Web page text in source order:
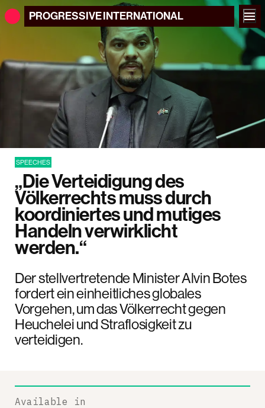
PROGRESSIVEINTERNATIONAL
SPEECHES
„Die Verteidigung des
Völkerrechts muss durch
koordiniertes und mutiges
Handeln verwirklicht
werden.“
Der stellvertretende Minister Alvin Botes
fordert ein einheitliches globales
Vorgehen, um das Völkerrecht gegen
Heuchelei und Straflosigkeit zu
verteidigen.
Available in